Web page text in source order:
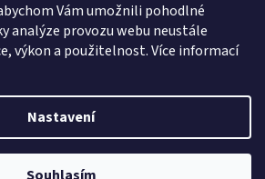
Vám umožnili pohodlné
analýze provozu webu neustále
výkon a použitelnost. Více informací
Nastavení